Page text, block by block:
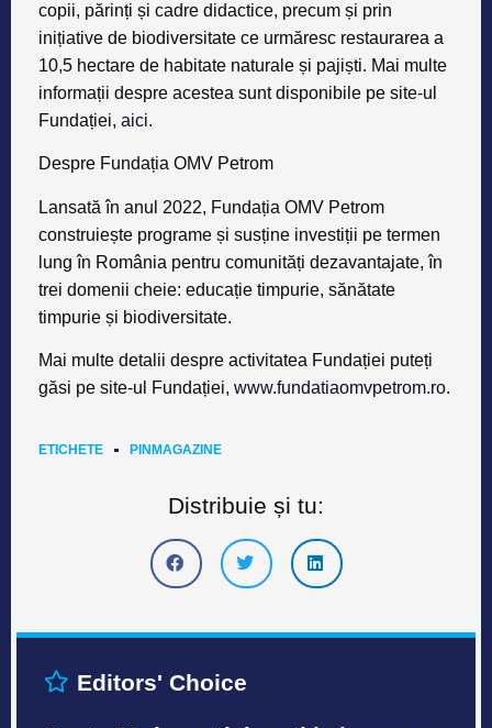
copii, părinți și cadre didactice, precum și prin
inițiative de biodiversitate ce urmăresc restaurarea a
10,5 hectare de habitate naturale și pajiști. Mai multe
informații despre acestea sunt disponibile pe site-ul
Fundației, aici.
Despre Fundația OMV Petrom
Lansată în anul 2022, Fundația OMV Petrom
construiește programe și susține investiții pe termen
lung în România pentru comunități dezavantajate, în
trei domenii cheie: educație timpurie, sănătate
timpurie și biodiversitate.
Mai multe detalii despre activitatea Fundației puteți
găsi pe site-ul Fundației, www.fundatiaomvpetrom.ro.
ETICHETE PINMAGAZINE
Distribuie și tu:
Editors' Choice